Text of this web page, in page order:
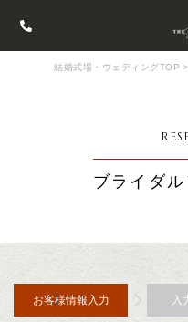
結婚式場・ウェディングTOP >
ブライダ
お客様情報入力 入